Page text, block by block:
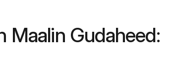
Maalin Gudaheed: